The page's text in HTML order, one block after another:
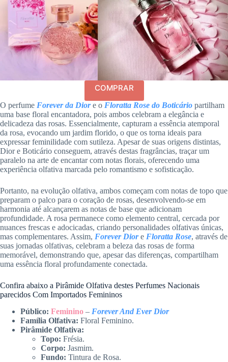
COMPRAR
O perfume Forever da Diore o Floratta Rose do Boticário partilham
uma base floral encantadora, pois ambos celebram a elegância e
delicadeza das rosas. Essencialmente, capturam a essência atemporal
da rosa, evocando um jardim florido, o que os torna ideais para
expressar feminilidade com sutileza. Apesar de suas origens distintas,
Dior e Boticário conseguem, através destas fragrâncias, traçar um
paralelo na arte de encantar com notas florais, oferecendo uma
experiência olfativa marcada pelo romantismo e sofisticação.
Portanto, na evolução olfativa, ambos começam com notas de topo que
preparam o palco para o coração de rosas, desenvolvendo-se em
harmonia até alcançarem as notas de base que adicionam
profundidade. A rosa permanece como elemento central, cercada por
nuances frescas e adocicadas, criando personalidades olfativas únicas,
mas complementares. Assim, Forever Diore Floratta Rose, através de
suas jornadas olfativas, celebram a beleza das rosas de forma
memorável, demonstrando que, apesar das diferenças, compartilham
uma essência floral profundamente conectada.
Confira abaixo a Pirâmide Olfativa destes Perfumes Nacionais
parecidos Com Importados Femininos
Público: Feminino – Forever And Ever Dior
Família Olfativa: Floral Feminino.
Pirâmide Olfativa:
Topo: Frésia.
Corpo: Jasmim.
Fundo: Tintura de Rosa.